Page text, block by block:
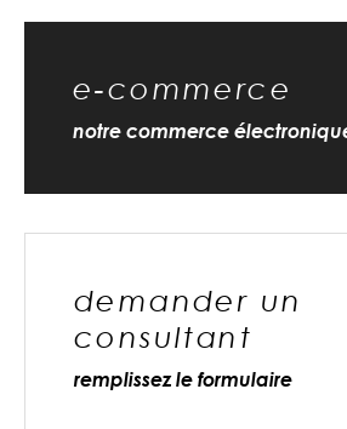
e-commerce
notre commerce
demander un
consultant
remplissez le formulaire